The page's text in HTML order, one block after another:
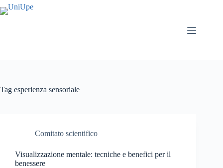
Salta
al
Tag esperienza sensoriale
Comitato scientifico
Visualizzazione mentale: tecniche e benefici per il
benessere